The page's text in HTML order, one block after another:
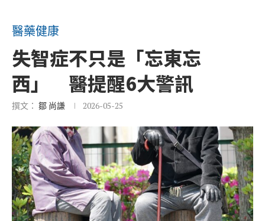
醫藥健康
失智症不只是「忘東忘
西」 醫提醒6大警訊
撰文： 鄒 尚謙 2026-05-25